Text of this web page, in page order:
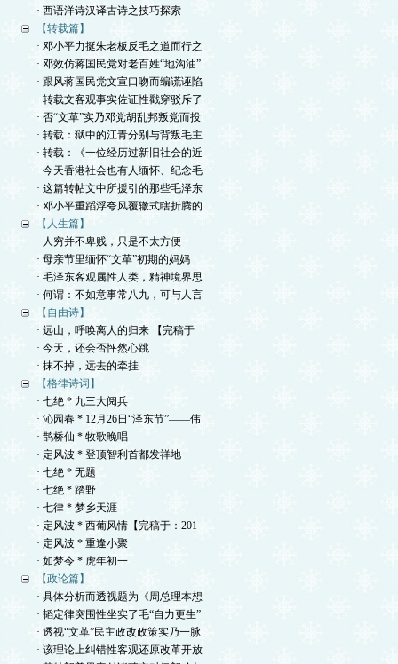
· 西语洋诗汉译古诗之技巧探索
【转载篇】
· 邓小平力挺朱老板反毛之道而行之
· 邓效仿蒋国民党对老百姓“地沟油”
· 跟风蒋国民党文宣口吻而编谎诬陷
· 转载文客观事实佐证性戳穿驳斥了
· 否“文革”实乃邓党胡乱邦叛党而投
· 转载：狱中的江青分别与背叛毛主
· 转载：《一位经历过新旧社会的近
· 今天香港社会也有人缅怀、纪念毛
· 这篇转帖文中所援引的那些毛泽东
· 邓小平重蹈浮夸风覆辙式瞎折腾的
【人生篇】
· 人穷并不卑贱，只是不太方便
· 母亲节里缅怀“文革”初期的妈妈
· 毛泽东客观属性人类，精神境界思
· 何谓：不如意事常八九，可与人言
【自由诗】
· 远山，呼唤离人的归来 【完稿于
· 今天，还会否怦然心跳
· 抹不掉，远去的牵挂
【格律诗词】
· 七绝 * 九三大阅兵
· 沁园春 * 12月26日“泽东节”——伟
· 鹊桥仙 * 牧歌晚唱
· 定风波 * 登顶智利首都发祥地
· 七绝 * 无题
· 七绝 * 踏野
· 七律 * 梦乡天涯
· 定风波 * 西葡风情【完稿于：201
· 定风波 * 重逢小聚
· 如梦令 * 虎年初一
【政论篇】
· 具体分析而透视题为《周总理本想
· 韬定律突围性坐实了毛“自力更生”
· 透视“文革”民主政改政策实乃一脉
· 该理论上纠错性客观还原改革开放